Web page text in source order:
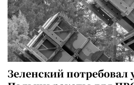
Зеленский потребовал